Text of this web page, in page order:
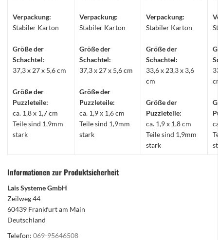
Verpackung:
Stabiler Karton
Größe der
Schachtel:
37,3 x 27 x 5,6 cm
Größe der
Puzzleteile:
ca. 1,8 x 1,7 cm
Teile sind 1,9mm
stark
Verpackung:
Stabiler Karton
Größe der
Schachtel:
37,3 x 27 x 5,6 cm
Größe der
Puzzleteile:
ca. 1,9 x 1,6 cm
Teile sind 1,9mm
stark
Verpackung:
Stabiler Karton
Größe der
Schachtel:
33,6 x 23,3 x 3,6
cm
Größe der
Puzzleteile:
ca. 1,9 x 1,8 cm
Teile sind 1,9mm
stark
Informationen zur Produktsicherheit
Lais Systeme GmbH
Zeilweg 44
60439 Frankfurt am Main
Deutschland
Telefon: 069-95646508